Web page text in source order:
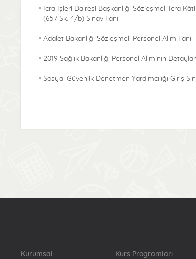
İcra İşleri Dairesi Başkanlığı Sözleşmeli İcra
(657 Sk. 4/b) Sınav İlanı
Adalet Bakanlığı Sözleşmeli Personel Alım İlanı
2019 Sağlık Bakanlığı Personel Alımının Detayları
Sosyal Güvenlik Denetmen Yardımcılığı Giriş
Personel İstihdamı Sınav İlanı
Sınav Duyurusu
Kurumsal Kurs Programları